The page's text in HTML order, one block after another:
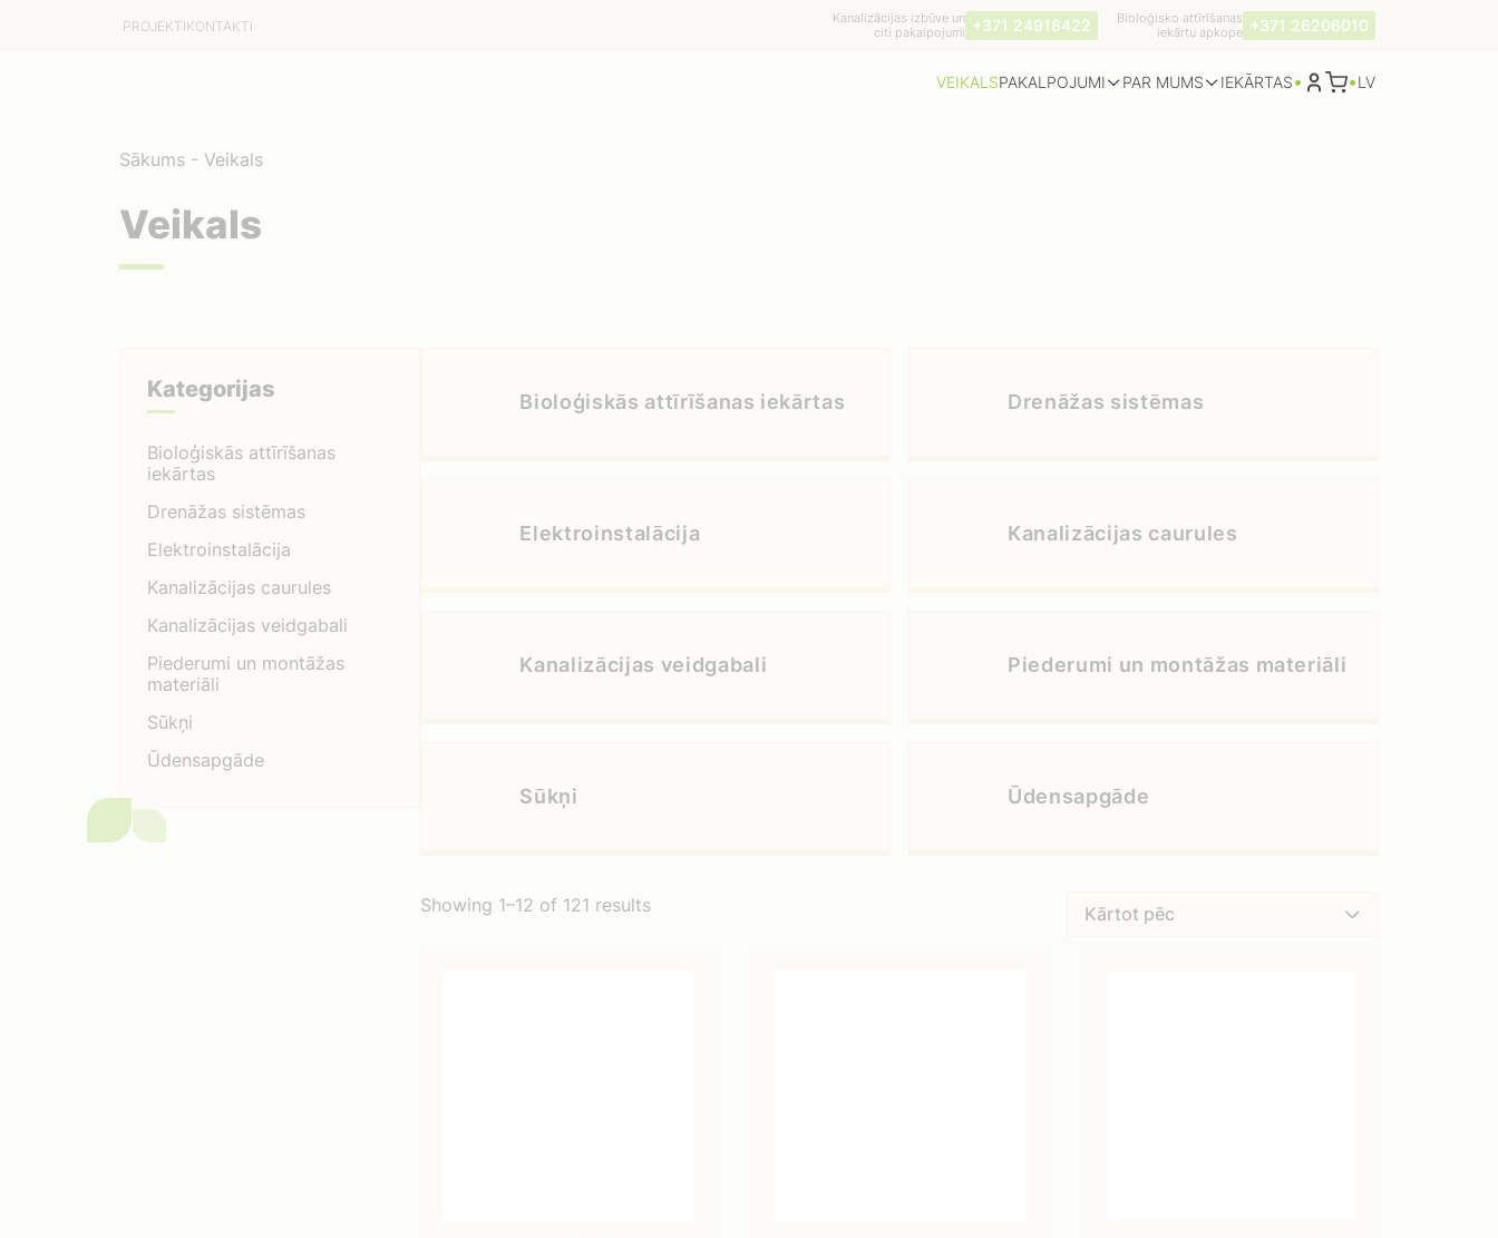
PROJEKTIKONTAKTI
Kanalizācijas izbūve un
citi pakalpojumi +371 24918422
Bioloģisko attīrīšanas
iekārtu apkope +371 26206010
VEIKALSPAKALPOJUMI PAR MUMS IEKĀRTAS• •LV
Sākums - Veikals
Veikals
Kategorijas
Bioloģiskās attīrīšanas
iekārtas
Drenāžas sistēmas
Elektroinstalācija
Kanalizācijas caurules
Kanalizācijas veidgabali
Piederumi un montāžas
materiāli
Sūkņi
Ūdensapgāde
Bioloģiskās attīrīšanas iekārtas Drenāžas sistēmas
Elektroinstalācija Kanalizācijas caurules
Kanalizācijas veidgabali Piederumi un montāžas materiāli
Sūkņi Ūdensapgāde
Showing 1–12 of 121 results